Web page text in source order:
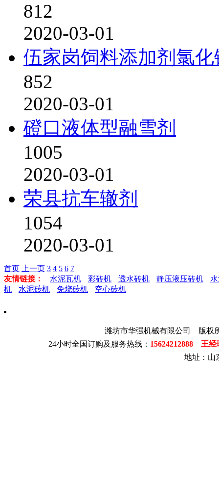
812
2020-03-01
伍家岗饲料添加剂氯化
852
2020-03-01
磴口液体型融雪剂
1005
2020-03-01
荣县抗车辙剂
1054
2020-03-01
首页 上一页 3 4 5 6 7
友情链接：
水泥瓦机 彩砖机 透水砖机 静压液压砖机
机
水泥砖机 免烧砖机 空心砖机
潍坊市华强机械有限公司 版权
24小时全国订购及服务热线： 15624212888 王
地址：山